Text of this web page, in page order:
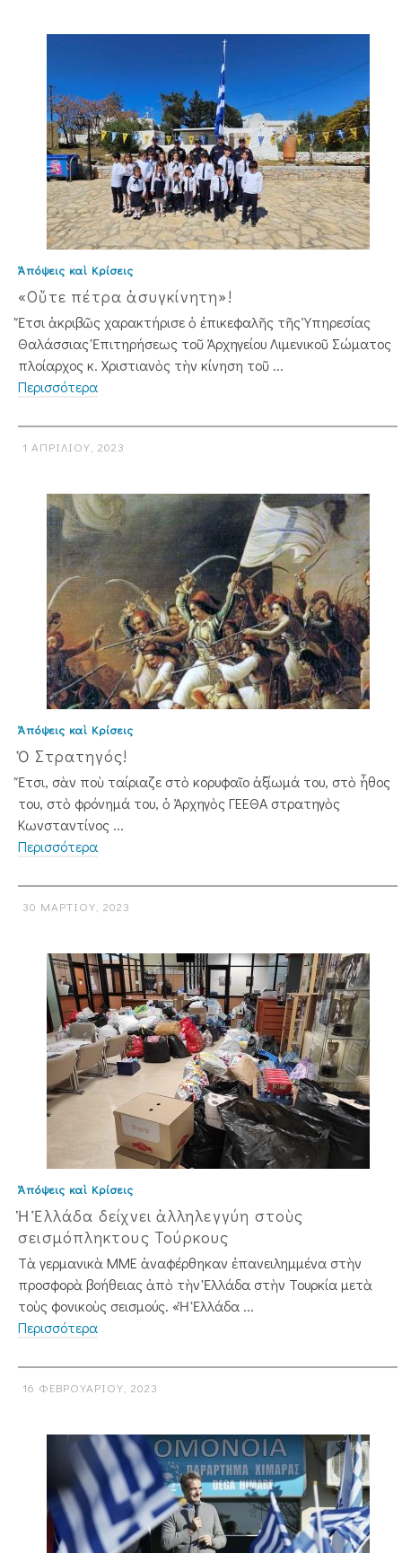
Ἀπόψεις καὶ Κρίσεις
«Οὔτε πέτρα ἀσυγκίνητη»!
Ἔτσι ἀκριβῶς χαρακτήρισε ὁ ἐπικεφαλῆς τῆς Ὑπηρεσίας
Θαλάσσιας Ἐπιτηρήσεως τοῦ Ἀρχηγείου Λιμενικοῦ Σώματος
πλοίαρχος κ. Χριστιανὸς τὴν κίνηση τοῦ ...
Περισσότερα
1 ΑΠΡΙΛΊΟΥ, 2023
Ἀπόψεις καὶ Κρίσεις
Ὁ Στρατηγός!
Ἔτσι, σὰν ποὺ ταίριαζε στὸ κορυφαῖο ἀξίωμά του, στὸ ἦθος
του, στὸ φρόνημά του, ὁ Ἀρχηγὸς ΓΕΕΘΑ στρατηγὸς
Κωνσταντίνος ...
Περισσότερα
30 ΜΑΡΤΊΟΥ, 2023
Ἀπόψεις καὶ Κρίσεις
Ἡ Ἑλλάδα δείχνει ἀλληλεγγύη στοὺς
σεισμόπληκτους Τούρκους
Τὰ γερμανικὰ ΜΜΕ ἀναφέρθηκαν ἐπανειλημμένα στὴν
προσφορὰ βοήθειας ἀ­πὸ τὴν Ἑλλάδα στὴν Τουρκία μετὰ
τοὺς φονικοὺς σεισμούς. «Ἡ Ἑλλάδα ...
Περισσότερα
16 ΦΕΒΡΟΥΑΡΊΟΥ, 2023